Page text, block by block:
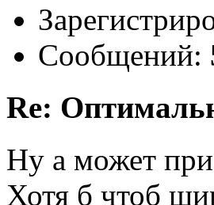
Сообщений:
Re:
Ну а может
Хотя б чтоб